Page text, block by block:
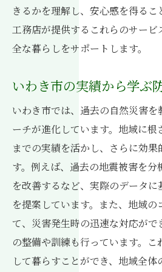
きるかを理解し、安心感を得る
工務店が提供するこれらのサービ
全な暮らしをサポートします。
いわき市の実績から学ぶ
いわき市では、過去の自然災害を
ーチが進化しています。地域に
までの実績を活かし、さらに効果
す。例えば、過去の地震被害を分
を改善するなど、実際のデータ
を提案しています。また、地域の
て、災害発生時の迅速な対応がで
の整備や訓練も行っています。
して暮らすことができ、地域全